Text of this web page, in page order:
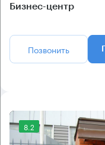
Бизнес-центр
Позвонить
8.2